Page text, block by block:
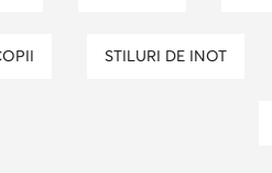
STILURI DE INOT